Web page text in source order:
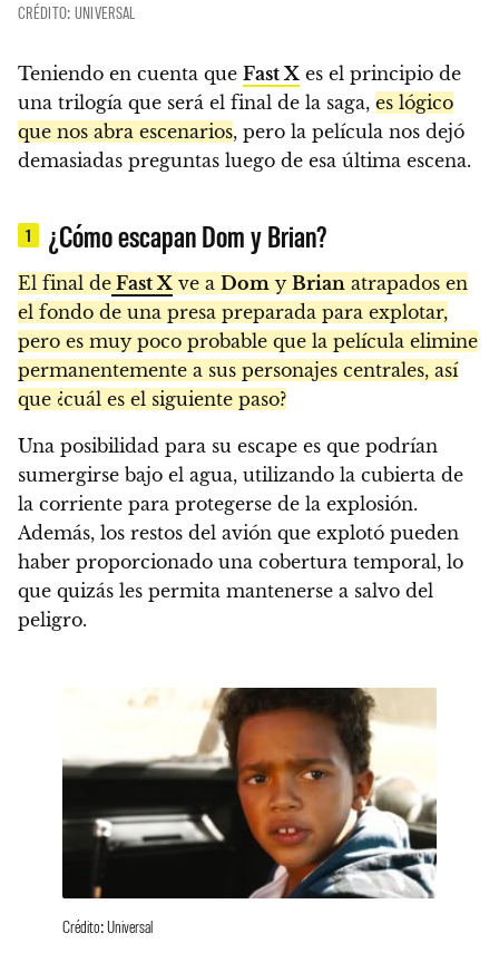
CRÉDITO: UNIVERSAL
Teniendo en cuenta que Fast X es el principio de
una trilogía que será el final de la saga, es lógico
que nos abra escenarios, pero la película nos dejó
demasiadas preguntas luego de esa última escena.
1 ¿Cómo escapan Dom y Brian?
El final de Fast X ve a Dom y Brian atrapados en
el fondo de una presa preparada para explotar,
pero es muy poco probable que la película elimine
permanentemente a sus personajes centrales, así
que ¿cuál es el siguiente paso?
Una posibilidad para su escape es que podrían
sumergirse bajo el agua, utilizando la cubierta de
la corriente para protegerse de la explosión.
Además, los restos del avión que explotó pueden
haber proporcionado una cobertura temporal, lo
que quizás les permita mantenerse a salvo del
peligro.
Crédito: Universal